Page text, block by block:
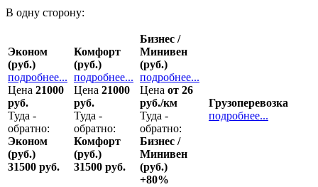
В одну сторону:
Эконом
(руб.)
подробнее...
Цена 21000
руб.
Туда -
обратно:
Эконом
(руб.)
31500 руб.
Комфорт
(руб.)
подробнее...
Цена 21000
руб.
Туда -
обратно:
Комфорт
(руб.)
31500 руб.
Бизнес /
Минивен
(руб.)
подробнее...
Цена от 26
руб./км
Туда -
обратно:
Бизнес /
Минивен
(руб.)
+80%
Грузоперевозка
подробнее...